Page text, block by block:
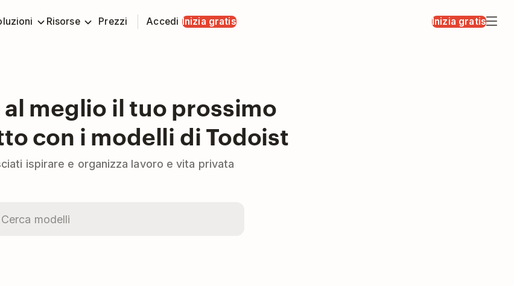
Risorse Prezzi Accedi Inizia gratis Inizia gratis
al meglio il tuo prossimo
con i modelli di Todoist
ispirare e organizza lavoro e vita privata